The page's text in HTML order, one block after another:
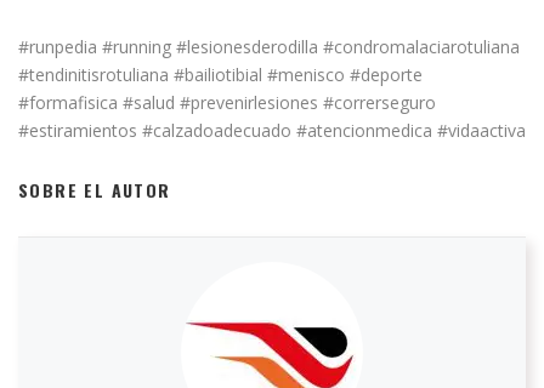
#runpedia #running #lesionesderodilla #condromalaciarotuliana
#tendinitisrotuliana #bailiotibial #menisco #deporte
#formafisica #salud #prevenirlesiones #correrseguro
#estiramientos #calzadoadecuado #atencionmedica #vidaactiva
SOBRE EL AUTOR